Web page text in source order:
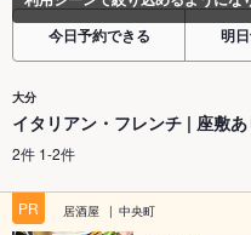
今日予約できる 明
大分
イタリアン・フレンチ | 座敷
2件 1-2件
PR 居酒屋 中央町